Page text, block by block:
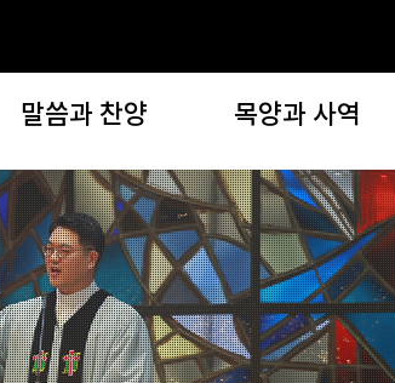
말씀과 찬양
말씀과 찬양
설교영상
설교노트
찬양대/찬양단 찬양
특별영상
목양과 사역
목양과 사역
지역 및 구역(목양위원회)
자치기관
선교사역
복지사역